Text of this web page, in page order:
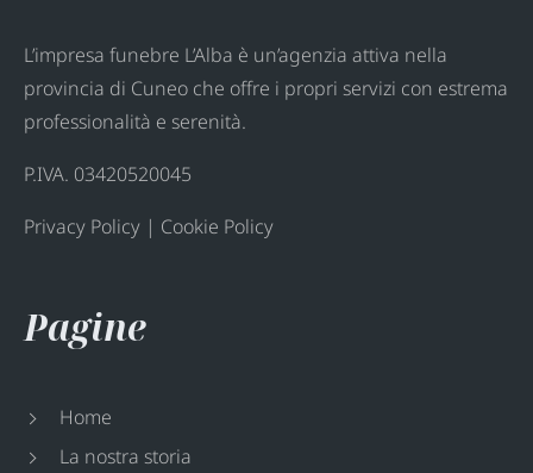
L’impresa funebre L’Alba è un’agenzia attiva nella
provincia di Cuneo che offre i propri servizi con estrema
professionalità e serenità.
P.IVA. 03420520045
Privacy Policy | Cookie Policy
Pagine
Home
La nostra storia